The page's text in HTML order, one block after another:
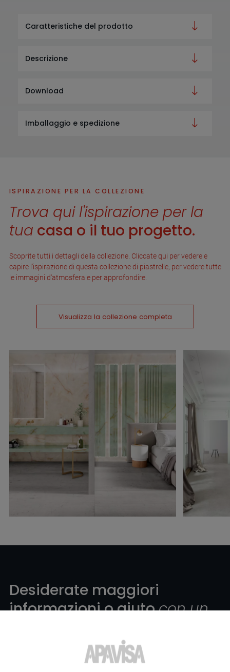
Caratteristiche del prodotto
Descrizione
Download
Imballaggio e spedizione
ISPIRAZIONE PER LA COLLEZIONE
Trova qui l'ispirazione per la
tua casa o il tuo progetto.
Scoprite tutti i dettagli della collezione. Cliccate qui per vedere e
capire l'ispirazione di questa collezione di piastrelle, per vedere tutte
le immagini d'atmosfera e per approfondire.
Visualizza la collezione completa
Desiderate maggiori
informazioni o aiutocon un
Contatta il team di specialisti in piastrelle di Apavisa Porcelánico. Ti
forniremo consulenza e tutte le risposte di cui hai bisogno per